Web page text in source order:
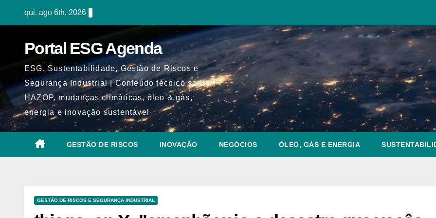
qui. ago 6th, 2026
Portal ESG Agenda
ESG, Sustentabilidade, Gestão de Riscos e
Segurança Industrial | Conteúdo técnico sobre
HAZOP, mudanças climáticas, óleo & gás,
energia e inovação sustentável
GESTÃO DE RISCOS INOVAÇÃO NEGÓCIOS ÓLEO, GÁS E ENERGIA
GESTÃO DE RISCOS E SEGURANÇA INDUSTRIAL